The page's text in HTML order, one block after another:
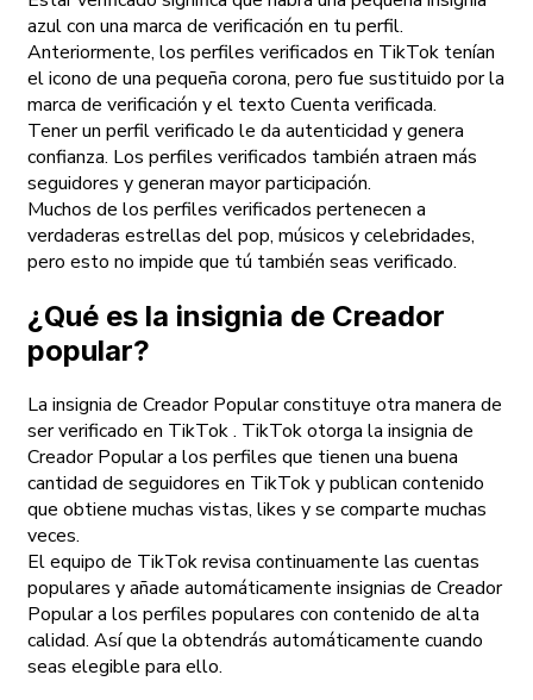
azul con una marca de verificación en tu perfil.
Anteriormente, los perfiles verificados en TikTok tenían
el icono de una pequeña corona, pero fue sustituido por la
marca de verificación y el texto Cuenta verificada.
Tener un perfil verificado le da autenticidad y genera
confianza. Los perfiles verificados también atraen más
seguidores y generan mayor participación.
Muchos de los perfiles verificados pertenecen a
verdaderas estrellas del pop, músicos y celebridades,
pero esto no impide que tú también seas verificado.
¿Qué es la insignia de Creador
popular?
La insignia de Creador Popular constituye otra manera de
ser verificado en TikTok . TikTok otorga la insignia de
Creador Popular a los perfiles que tienen una buena
cantidad de seguidores en TikTok y publican contenido
que obtiene muchas vistas, likes y se comparte muchas
veces.
El equipo de TikTok revisa continuamente las cuentas
populares y añade automáticamente insignias de Creador
Popular a los perfiles populares con contenido de alta
calidad. Así que la obtendrás automáticamente cuando
seas elegible para ello.